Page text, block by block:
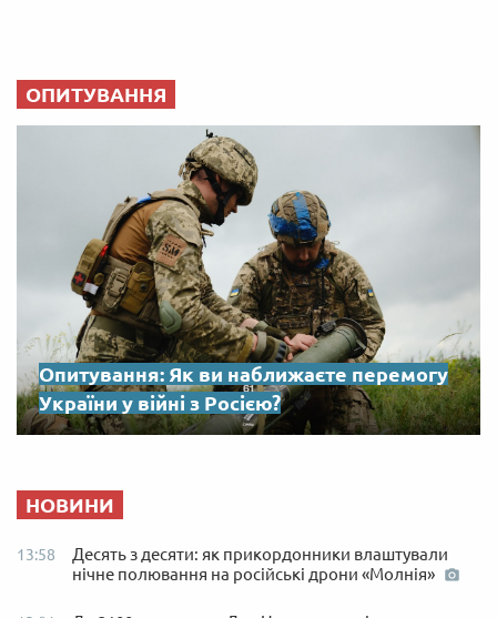
ОПИТУВАННЯ
Опитування: Як ви наближаєте перемогу
України у війні з Росією?
НОВИНИ
13:58
Десять з десяти: як прикордонники влаштували
нічне полювання на російські дрони «Молнія»